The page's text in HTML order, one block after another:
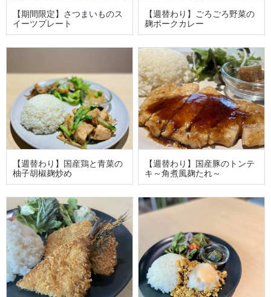
【期間限定】さつまいものス
イーツプレート
【週替わり】ごろごろ野菜の
麹ポークカレー
【週替わり】国産鶏と青菜の
柚子胡椒麹炒め
【週替わり】国産豚のトンテ
キ～角煮風麹たれ～